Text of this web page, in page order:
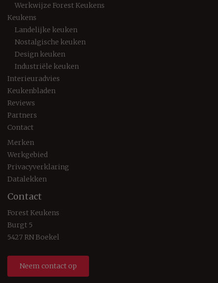
Werkwijze Forest Keukens
Keukens
Landelijke keuken
Nostalgische keuken
Design keuken
Industriële keuken
Interieuradvies
Keukenbladen
Reviews
Partners
Contact
Merken
Werkgebied
Privacyverklaring
Datalekken
Contact
Forest Keukens
Burgt 5
5427 RN Boekel
Neem contact op